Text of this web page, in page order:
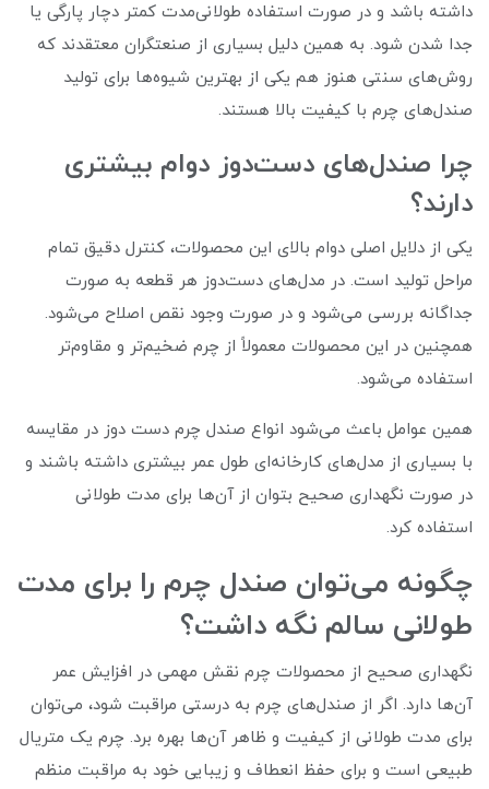
داشته باشد و در صورت استفاده طولانی‌مدت کمتر دچار پارگی یا
جدا شدن شود. به همین دلیل بسیاری از صنعتگران معتقدند که
روش‌های سنتی هنوز هم یکی از بهترین شیوه‌ها برای تولید
صندل‌های چرم با کیفیت بالا هستند.
چرا صندل‌های دست‌دوز دوام بیشتری
دارند؟
یکی از دلایل اصلی دوام بالای این محصولات، کنترل دقیق تمام
مراحل تولید است. در مدل‌های دست‌دوز هر قطعه به صورت
جداگانه بررسی می‌شود و در صورت وجود نقص اصلاح می‌شود.
همچنین در این محصولات معمولاً از چرم ضخیم‌تر و مقاوم‌تر
استفاده می‌شود.
همین عوامل باعث می‌شود انواع صندل چرم دست دوز در مقایسه
با بسیاری از مدل‌های کارخانه‌ای طول عمر بیشتری داشته باشند و
در صورت نگهداری صحیح بتوان از آن‌ها برای مدت طولانی
استفاده کرد.
چگونه می‌توان صندل چرم را برای مدت
طولانی سالم نگه داشت؟
نگهداری صحیح از محصولات چرم نقش مهمی در افزایش عمر
آن‌ها دارد. اگر از صندل‌های چرم به درستی مراقبت شود، می‌توان
برای مدت طولانی از کیفیت و ظاهر آن‌ها بهره برد. چرم یک متریال
طبیعی است و برای حفظ انعطاف و زیبایی خود به مراقبت منظم